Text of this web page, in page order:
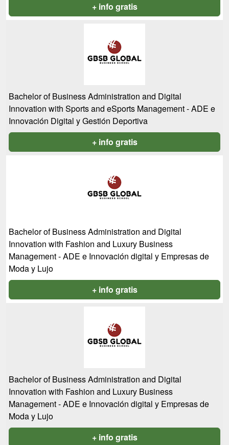
+ info gratis
Bachelor of Business Administration and Digital
Innovation with Sports and eSports Management - ADE e
Innovación Digital y Gestión Deportiva
+ info gratis
Bachelor of Business Administration and Digital
Innovation with Fashion and Luxury Business
Management - ADE e Innovación digital y Empresas de
Moda y Lujo
+ info gratis
Bachelor of Business Administration and Digital
Innovation with Fashion and Luxury Business
Management - ADE e Innovación digital y Empresas de
Moda y Lujo
+ info gratis